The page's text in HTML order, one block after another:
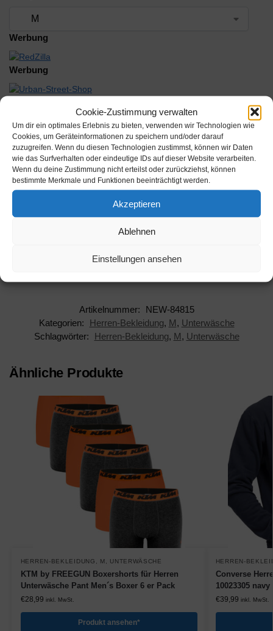
Cookie-Zustimmung verwalten
Um dir ein optimales Erlebnis zu bieten, verwenden wir Technologien wie
Cookies, um Geräteinformationen zu speichern und/oder darauf
zuzugreifen. Wenn du diesen Technologien zustimmst, können wir Daten
wie das Surfverhalten oder eindeutige IDs auf dieser Website verarbeiten.
Wenn du deine Zustimmung nicht erteilst oder zurückziehst, können
bestimmte Merkmale und Funktionen beeinträchtigt werden.
Akzeptieren
Ablehnen
Einstellungen ansehen
Werbung
Werbung
Beschreibung
Hersteller: Levi's
Artikelnummer:
NEW-84815
Kategorien:
Herren-Bekleidung, M, Unterwäsche
Schlagwörter:
Herren-Bekleidung, M, Unterwäsche
Ähnliche Produkte
HERREN-BEKLEIDUNG , M, UNTERWÄSCHE
KTM by FREEGUN Boxershorts für Herren
Unterwäsche Pant Men´s Boxer 6 er Pack
€28,99 inkl. MwSt.
Produkt ansehen*
HERREN-
Converse
10023305 navy
€39,99 inkl. MwSt.